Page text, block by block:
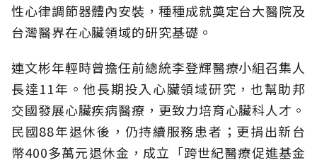
性心律調節器體內安裝，種種成就奠定台大醫院及
台灣醫界在心臟領域的研究基礎。
連文彬年輕時曾擔任前總統李登輝醫療小組召集人
長達11年。他長期投入心臟領域研究，也幫助邦
交國發展心臟疾病醫療，更致力培育心臟科人才。
民國88年退休後，仍持續服務患者；更捐出新台
幣400多萬元退休金，成立「跨世紀醫療促進基金